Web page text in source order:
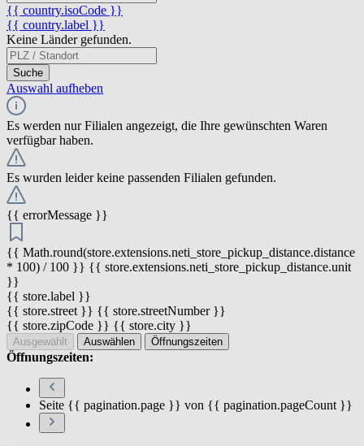
{{ country.isoCode }}
{{ country.label }}
Keine Länder gefunden.
Suche
Auswahl aufheben
Es werden nur Filialen angezeigt, die Ihre gewünschten Waren
verfügbar haben.
Es wurden leider keine passenden Filialen gefunden.
{{ errorMessage }}
{{ Math.round(store.extensions.neti_store_pickup_distance.distance
* 100) / 100 }} {{ store.extensions.neti_store_pickup_distance.unit
}}
{{ store.label }}
{{ store.street }} {{ store.streetNumber }}
{{ store.zipCode }} {{ store.city }}
Ausgewählt Auswählen Öffnungszeiten
Öffnungszeiten:
Seite {{ pagination.page }} von {{ pagination.pageCount }}